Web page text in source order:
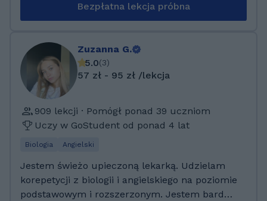
wyczuwając, w czym konkretnie tkwi problem.
tak, aby uczeń nie wykonywał zadań
schematycznie, a myśląc elastycznie. Ważną
rolę w matematyce gra logika, w związku z
czym dokładam wszelkich starań, by te
analityczne myślenie kształtować. Matematyka
naprawdę wciąga - trzeba jedynie mieć
nauczyciela, który otworzy tę furtkę!
Zapraszam! :)
Bezpłatna lekcja próbna
Zuzanna G.
5.0(3)
57 zł - 95 zł /lekcja
909 lekcji · Pomógł ponad 39 uczniom
Uczy w GoStudent od ponad 4 lat
Biologia Angielski
Jestem świeżo upieczoną lekarką. Udzielam
korepetycji z biologii i angielskiego na poziomie
podstawowym i rozszerzonym. Jestem bardzo